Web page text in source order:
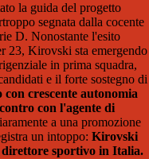
la guida del progetto
segnata dalla cocente
D. Nonostante l'esito
23, Kirovski sta emergendo
in prima squadra,
e il forte sostegno di
con crescente autonomia
con l'agente di
a una promozione
un intoppo: Kirovski
sportivo in Italia.